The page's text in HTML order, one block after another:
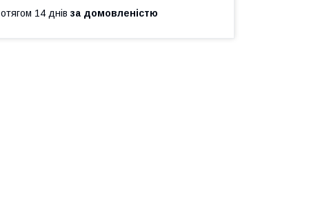
14 днів за домовленістю